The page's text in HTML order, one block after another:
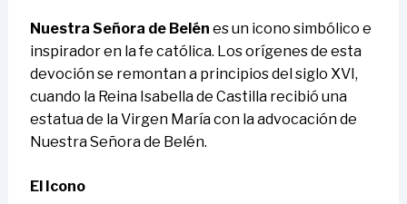
Nuestra Señora de Belén es un icono simbólico e
inspirador en la fe católica. Los orígenes de esta
devoción se remontan a principios del siglo XVI,
cuando la Reina Isabella de Castilla recibió una
estatua de la Virgen María con la advocación de
Nuestra Señora de Belén.
El Icono